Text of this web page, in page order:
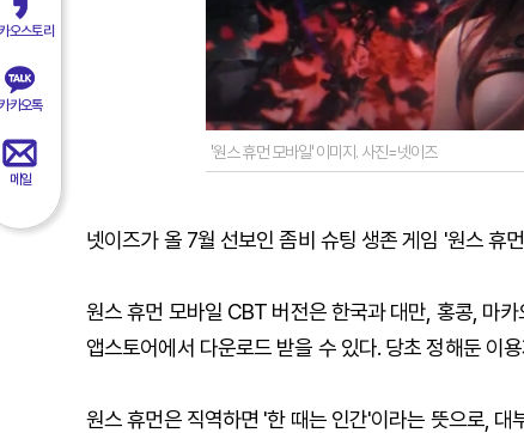
오스토리
카오톡
메일
'원스 휴먼 모바일' 이미지. 사진=넷이즈
넷이즈가 올 7월 선보인 좀비 슈팅 생존 게임 '원스 휴
원스 휴먼 모바일 CBT 버전은 한국과 대만, 홍콩, 마
앱스토어에서 다운로드 받을 수 있다. 당초 정해둔 이
원스 휴먼은 직역하면 '한 때는 인간'이라는 뜻으로,